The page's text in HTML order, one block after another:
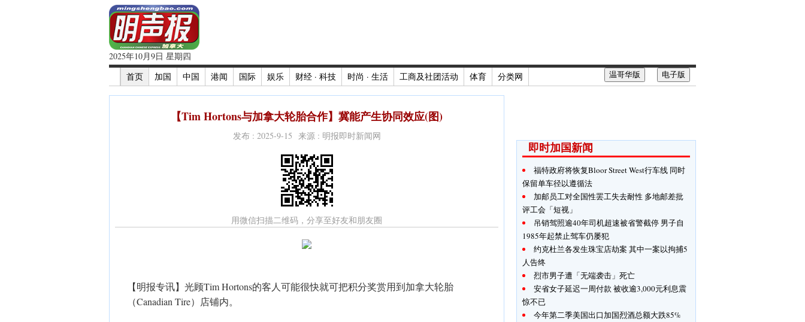
2025年10月9日 星期四
首页
加国 中国 港闻 国际 娱乐 财经 · 科技 时尚 · 生活 工商及社团活动 体育 分类网 电子版
温哥华版
【Tim Hortons与加拿大轮胎合作】冀能产生协同效应(图)
发布 : 2025-9-15 来源 : 明报即时新闻网
用微信扫描二维码，分享至好友和朋友圈
【明报专讯】光顾Tim Hortons的客人可能很快就可把积分奖赏用到加拿大轮胎
（Canadian Tire）店铺内。
即时加国新闻
福特政府将恢复Bloor Street West行车线 同时
保留单车径以遵循法
加邮员工对全国性罢工失去耐性 多地邮差批
评工会「短视」
吊销驾照逾40年司机超速被省警截停 男子自
1985年起禁止驾车仍屡犯
约克杜兰各发生珠宝店劫案 其中一案以拘捕5
人告终
烈市男子遭「无端袭击」死亡
安省女子延迟一周付款 被收逾3,000元利息震
惊不已
今年第二季美国出口加国烈酒总额大跌85%